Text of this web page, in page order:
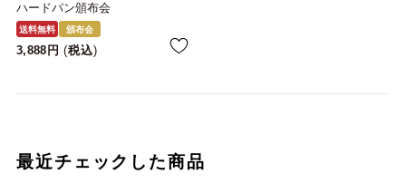
ハードパン頒布会
送料無料 頒布会
3,888 税込
最近チェックした商品